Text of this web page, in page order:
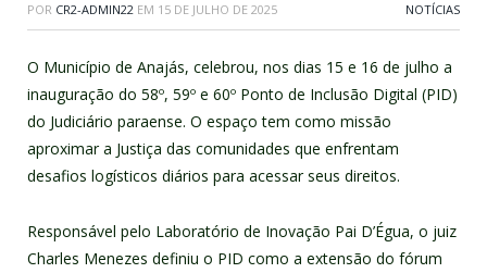
POR CR2-ADMIN22 EM 15 DE JULHO DE 2025 NOTÍCIAS
O Município de Anajás, celebrou, nos dias 15 e 16 de julho a
inauguração do 58º, 59º e 60º Ponto de Inclusão Digital (PID)
do Judiciário paraense. O espaço tem como missão
aproximar a Justiça das comunidades que enfrentam
desafios logísticos diários para acessar seus direitos.
Responsável pelo Laboratório de Inovação Pai D’Égua, o juiz
Charles Menezes definiu o PID como a extensão do fórum